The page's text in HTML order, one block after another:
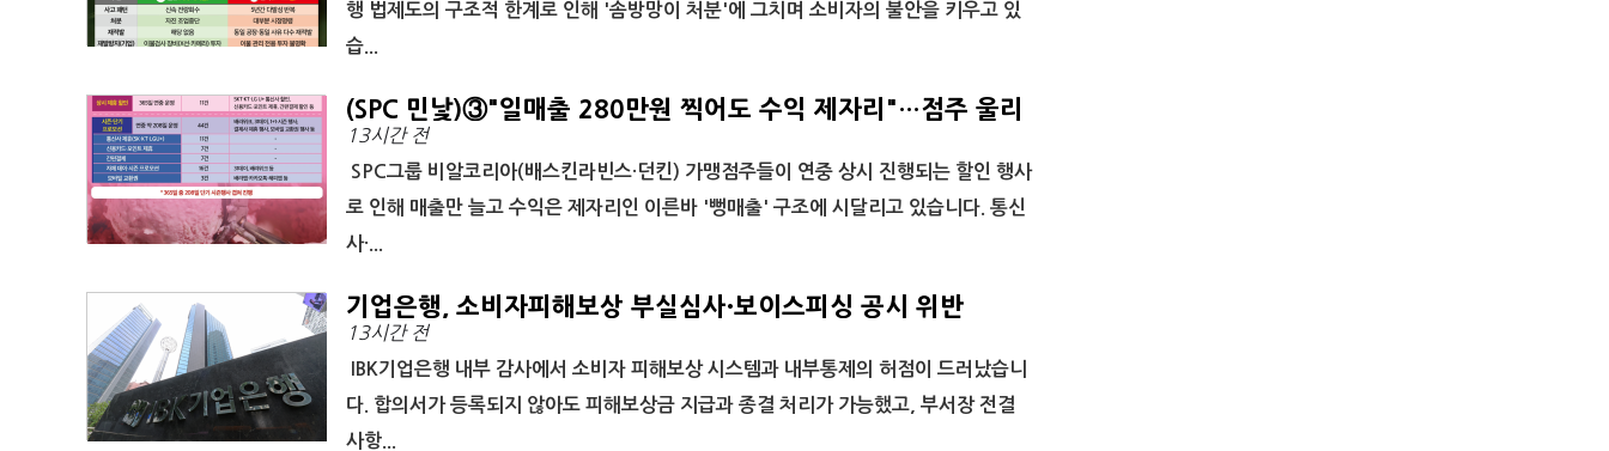
행 법제도의 구조적 한계로 인해 '솜방망이 처분'에 그치며 소비자의 불안을 키우고 있
습...
(SPC 민낯)③"일매출 280만원 찍어도 수익 제자리"…점주 울리
는 '상시 할인'
13시간 전
SPC그룹 비알코리아(배스킨라빈스·던킨) 가맹점주들이 연중 상시 진행되는 할인 행사
로 인해 매출만 늘고 수익은 제자리인 이른바 '뻥매출' 구조에 시달리고 있습니다. 통신
사·...
기업은행, 소비자피해보상 부실심사·보이스피싱 공시 위반
13시간 전
IBK기업은행 내부 감사에서 소비자 피해보상 시스템과 내부통제의 허점이 드러났습니
다. 합의서가 등록되지 않아도 피해보상금 지급과 종결 처리가 가능했고, 부서장 전결
사항...